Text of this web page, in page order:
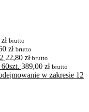
zł brutto
zł brutto
22,80 zł brutto
389,00 zł brutto
w zakresie 12